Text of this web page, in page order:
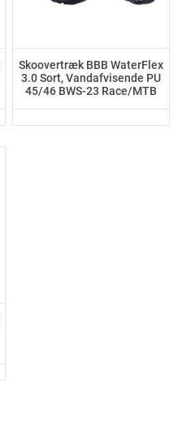
Skoovertræk BBB WaterFlex
3.0 Sort, Vandafvisende PU
45/46 BWS-23 Race/MTB